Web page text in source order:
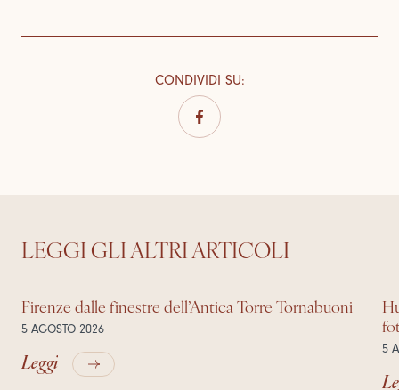
CONDIVIDI SU:
LEGGI GLI ALTRI ARTICOLI
Firenze dalle finestre dell’Antica Torre Tornabuoni
5 AGOSTO 2026
Leggi 5